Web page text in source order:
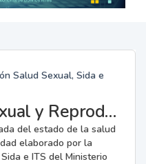
Salud Sexual, Sida e
Informe Salud Sexual y Reproductiva (PDF)
del estado de la salud
elaborado por la
e ITS del Ministerio